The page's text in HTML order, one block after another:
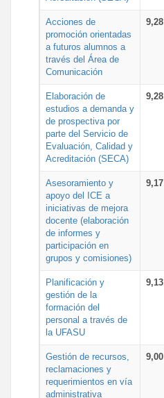
Acciones de
promoción orientadas
a futuros alumnos a
través del Área de
Comunicación
9,28
Elaboración de
estudios a demanda y
de prospectiva por
parte del Servicio de
Evaluación, Calidad y
Acreditación (SECA)
9,28
Asesoramiento y
apoyo del ICE a
iniciativas de mejora
docente (elaboración
de informes y
participación en
grupos y comisiones)
9,17
Planificación y
gestión de la
formación del
personal a través de
la UFASU
9,13
Gestión de recursos,
reclamaciones y
requerimientos en vía
administrativa
9,00